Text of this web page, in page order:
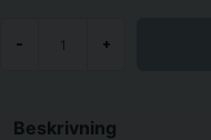
- +
Beskrivning